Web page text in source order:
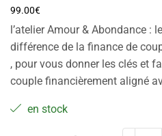
99.00€
l’atelier Amour & Abondance :
différence de la finance de
, pour vous donner les clés et
couple financièrement aligné
en stock